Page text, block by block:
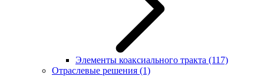
Элементы коаксиального тракта (117)
Отраслевые решения (1)